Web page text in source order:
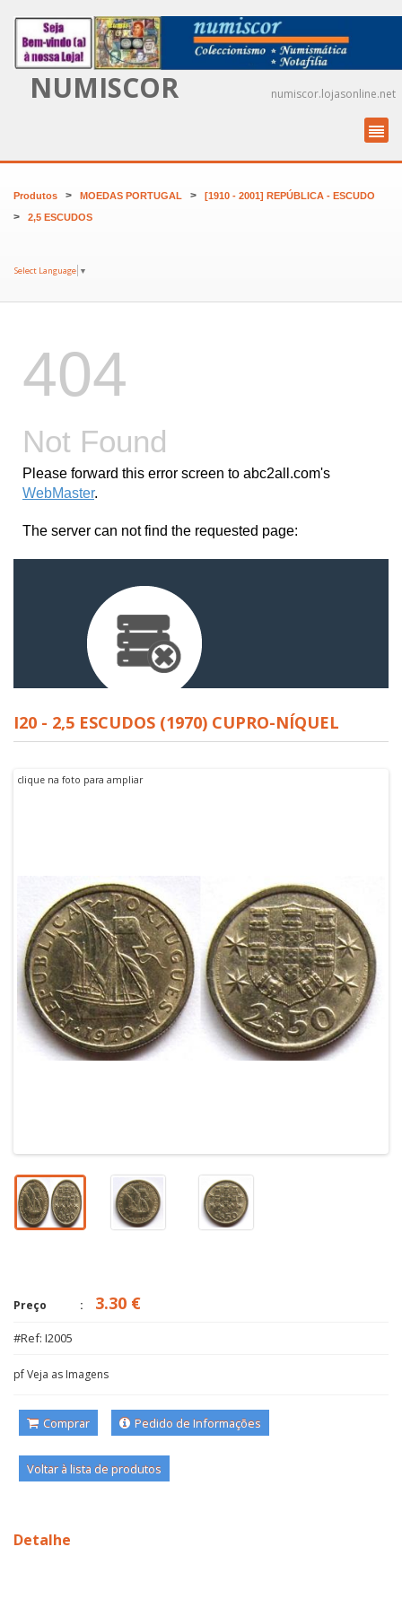
NUMISCOR numiscor.lojasonline.net
Produtos > MOEDAS PORTUGAL > [1910 - 2001] REPÚBLICA - ESCUDO
> 2,5 ESCUDOS
Select Language ▼
I20 - 2,5 ESCUDOS (1970) CUPRO-NÍQUEL
clique na foto para ampliar
Preço 3.30 €
#Ref: I2005
pf Veja as Imagens
Comprar Pedido de Informações
Voltar à lista de produtos
Detalhe